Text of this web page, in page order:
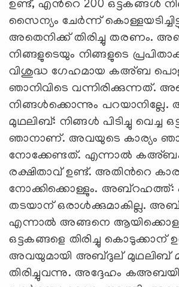
ഉണ്ട്, എന്‍റെ 200 ഒട്ടകങ്ങള്‍
സൈന്യം ചേര്‍ന്ന്
അതെനിക്ക് തിരിച്ചു തരണം.
നിങ്ങളുടെയും നിങ്ങളുടെ
വിശുദ്ധ ഗേഹമായ കഅ്ബ
ഞാനിവിടെ വന്നിരിക്കുന്നത്.
നിങ്ങള്‍ക്കൊന്നും
മുഥലിബ്: നിങ്ങള്‍ പിടിച്ചു വെച്ച
ഞാനാണ്. അവയുടെ കാര്യം
നോക്കേണ്ടത്. എന്നാല്‍
രക്ഷിതാവ് ഉണ്ട്. അതിന്‍റെ
നോക്കിക്കൊള്ളും. അബ്റഹത്ത്:
തടയാന് ഒരാള്‍ക്കുമാകില്ല.
എന്നാല്‍ അങ്ങനെ
ഒട്ടകങ്ങളെ തിരിച്ചു കൊടുക്കാന്
അവയുമായി അബ്ദുല് മുഥലിബ്
തിരിച്ചുവന്നു. അദ്ദേഹം